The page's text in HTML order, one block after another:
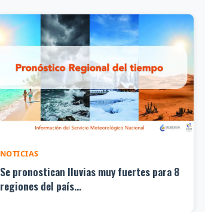
NOTICIAS
Se pronostican lluvias muy fuertes para 8
regiones del país...